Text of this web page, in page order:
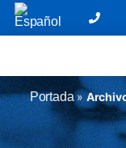
Portada»